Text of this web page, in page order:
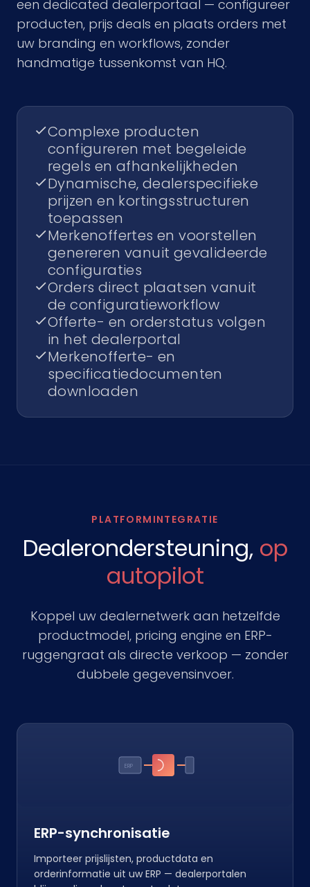
een dedicated dealerportaal — configureer
producten, prijs deals en plaats orders met
uw branding en workflows, zonder
handmatige tussenkomst van HQ.
Complexe producten
configureren met begeleide
regels en afhankelijkheden
Dynamische, dealerspecifieke
prijzen en kortingsstructuren
toepassen
Merkenoffertes en voorstellen
genereren vanuit gevalideerde
configuraties
Orders direct plaatsen vanuit
de configuratieworkflow
Offerte- en orderstatus volgen
in het dealerportal
Merkenofferte- en
specificatiedocumenten
downloaden
PLATFORMINTEGRATIE
Dealerondersteuning, op
autopilot
Koppel uw dealernetwerk aan hetzelfde
productmodel, pricing engine en ERP-
ruggengraat als directe verkoop — zonder
dubbele gegevensinvoer.
ERP
ERP-synchronisatie
Importeer prijslijsten, productdata en
orderinformatie uit uw ERP — dealerportalen